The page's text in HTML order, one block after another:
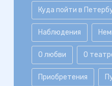
Куда пойти в
Наблюдения
О любви О
Приобретения